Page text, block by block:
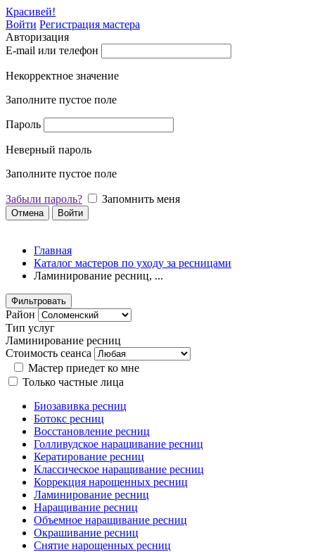
Красивей!
Войти Регистрация мастера
Авторизация
E-mail или телефон
Некорректное значение
Заполните пустое поле
Пароль
Неверный пароль
Заполните пустое поле
Забыли пароль? Запомнить меня
Отмена Войти
Главная
Каталог мастеров по уходу за ресницами
Ламинирование ресниц, ...
Фильтровать
Район
Тип услуг
Ламинирование ресниц
Стоимость сеанса
Мастер приедет ко мне
Только частные лица
Биозавивка ресниц
Ботокс ресниц
Восстановление ресниц
Голливудское наращивание ресниц
Кератирование ресниц
Классическое наращивание ресниц
Коррекция нарощенных ресниц
Ламинирование ресниц
Наращивание ресниц
Объемное наращивание ресниц
Окрашивание ресниц
Снятие нарощенных ресниц